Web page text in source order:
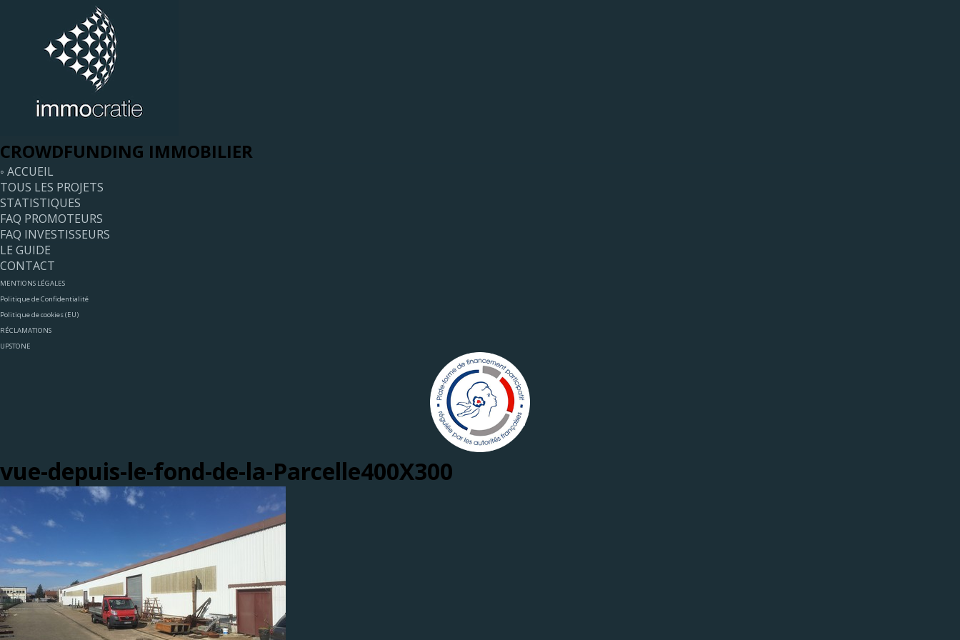
CROWDFUNDING IMMOBILIER
◦ ACCUEIL
TOUS LES PROJETS
STATISTIQUES
FAQ PROMOTEURS
FAQ INVESTISSEURS
LE GUIDE
CONTACT
MENTIONS LÉGALES
Politique de Confidentialité
Politique de cookies (EU)
RÉCLAMATIONS
UPSTONE
vue-depuis-le-fond-de-la-Parcelle400X300